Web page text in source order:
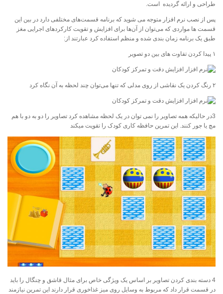
طراحی و ارائه گردیده است.
پس از نصب نرم افزار متوجه می شوید که برنامه قسمت‌های مختلفی دارد در بین این
قسمت ها مواردی که می‌توان از آن‌ها برای افزایش و تقویت کارکردهای اجرایی مغز
طبق یک برنامه زمان بندی شده و منظم استفاده کرد عبارتند از:
۱ پیدا کردن تفاوت های بین دو تصویر
۲ رنگ کردن یک نقاشی از روی مدلی که تنها می‌توان چند لحظه به آن نگاه کرد
3در حالیکه همه تصاویر را نمی توان در یک لحظه مشاهده کرد تصاویر را دو به دو با هم
مچ یا جور کنند. این تمرین حافظه کاری کودک را تقویت میکند
4 دسته بندی کردن تصاویر بر اساس یک ویژگی خاص برای مثال قاشق و چنگال را باید
در قسمت قرار داد که مربوط به وسایل روی میز غذاخوری قرار دارند این تمرین نیازمند